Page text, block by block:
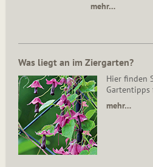
mehr…
Was liegt an im Ziergarten?
Hier finden
Gartentipps
mehr…